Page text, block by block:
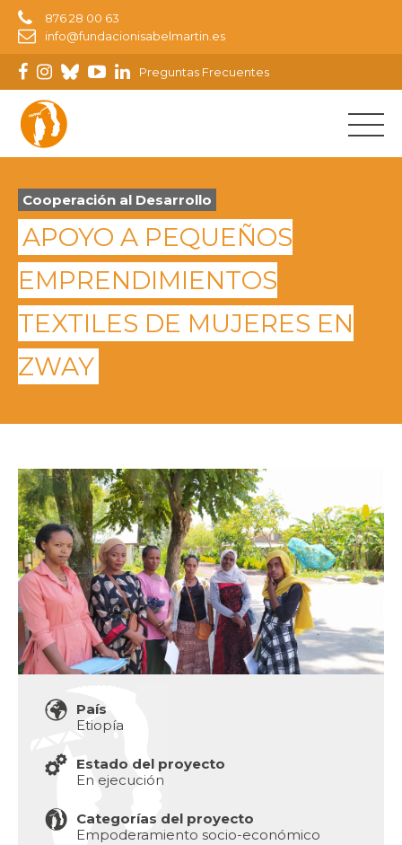
876 28 00 63
info@fundacionisabelmartin.es
Preguntas Frecuentes
Cooperación al Desarrollo
APOYO A PEQUEÑOS
EMPRENDIMIENTOS
TEXTILES DE MUJERES EN
ZWAY
País
Etiopía
Estado del proyecto
En ejecución
Categorías del proyecto
Empoderamiento socio-económico